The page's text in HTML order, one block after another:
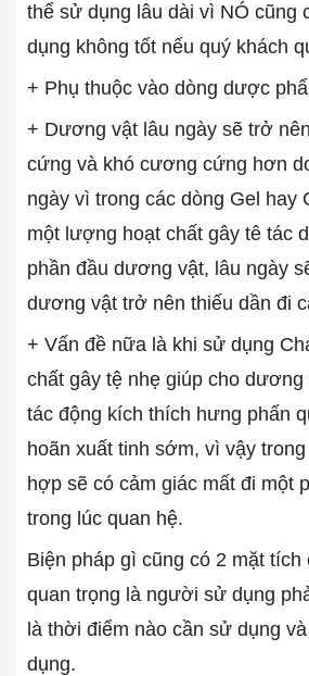
thể sử dụng lâu dài vì NÓ cũng
dụng không tốt nếu quý khách
+ Phụ thuộc vào dòng dược
+ Dương vật lâu ngày sẽ trở
cứng và khó cương cứng hơn
ngày vì trong các dòng Gel hay
một lượng hoạt chất gây tê tác
phần đầu dương vật, lâu ngày
dương vật trở nên thiếu dần đi
+ Vấn đề nữa là khi sử dụng
chất gây tệ nhẹ giúp cho
tác động kích thích hưng phấn
hoãn xuất tinh sớm, vì vậy
hợp sẽ có cảm giác mất đi một
trong lúc quan hệ.
Biện pháp gì cũng có 2 mặt
quan trọng là người sử dụng
là thời điểm nào cần sử dụng
dụng.